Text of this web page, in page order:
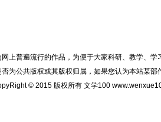
上普遍流行的作品，为便于大家科研、教学、
为公共版权或其版权归属，如果您认为本站某
© 2015 版权所有 文学100